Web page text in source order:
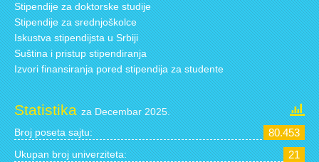
Stipendije za doktorske studije
Stipendije za srednjoškolce
Iskustva stipendijsta u Srbiji
Suština i pristup stipendiranja
Izvori finansiranja pored stipendija za studente
Statistikaza Decembar 2025.
Broj poseta sajtu: 80.453
Ukupan broj univerziteta: 21